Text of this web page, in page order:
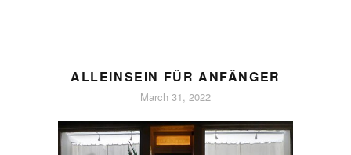
ALLEINSEIN FÜR ANFÄNGER
March 31, 2022